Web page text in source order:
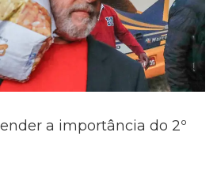
a importância do 2º